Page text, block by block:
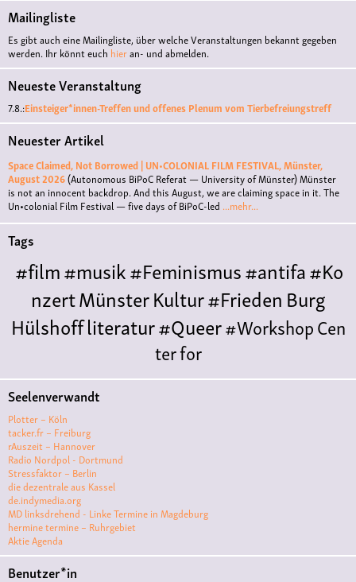
Mailingliste
Es gibt auch eine Mailingliste, über welche Veranstaltungen bekannt gegeben
werden. Ihr könnt euch hieran- und abmelden.
Neueste Veranstaltung
7.8.:Einsteiger*innen-Treffen und offenes Plenum vom Tierbefreiungstreff
Neuester Artikel
Space Claimed, Not Borrowed | UN•COLONIAL FILM FESTIVAL, Münster,
August 2026(Autonomous BiPoC Referat — University of Münster)Münster
is not an innocent backdrop. And this August, we are claiming space in it. The
Un•colonial Film Festival — five days of BiPoC-led ...mehr...
Tags
#film#musik#Feminismus#antifa#Ko
nzertMünsterKultur#FriedenBurg
Hülshoffliteratur#Queer#WorkshopCen
ter for
LiteraturePolyamoriePolytreff#liveKonzert
Polyamorietreff
Monogamie
ismuskunstantisemitismus
VKqueer#Demo #Theater
ve #film #kino #filmwerkstatt
#filmclub#Münster#BLACKBOXpunk#kino
Seelenverwandt
Plotter – Köln
tacker.fr – Freiburg
rAuszeit – Hannover
Radio Nordpol - Dortmund
Stressfaktor – Berlin
die dezentrale aus Kassel
de.indymedia.org
MD linksdrehend - Linke Termine in Magdeburg
hermine termine – Ruhrgebiet
Aktie Agenda
Benutzer*in